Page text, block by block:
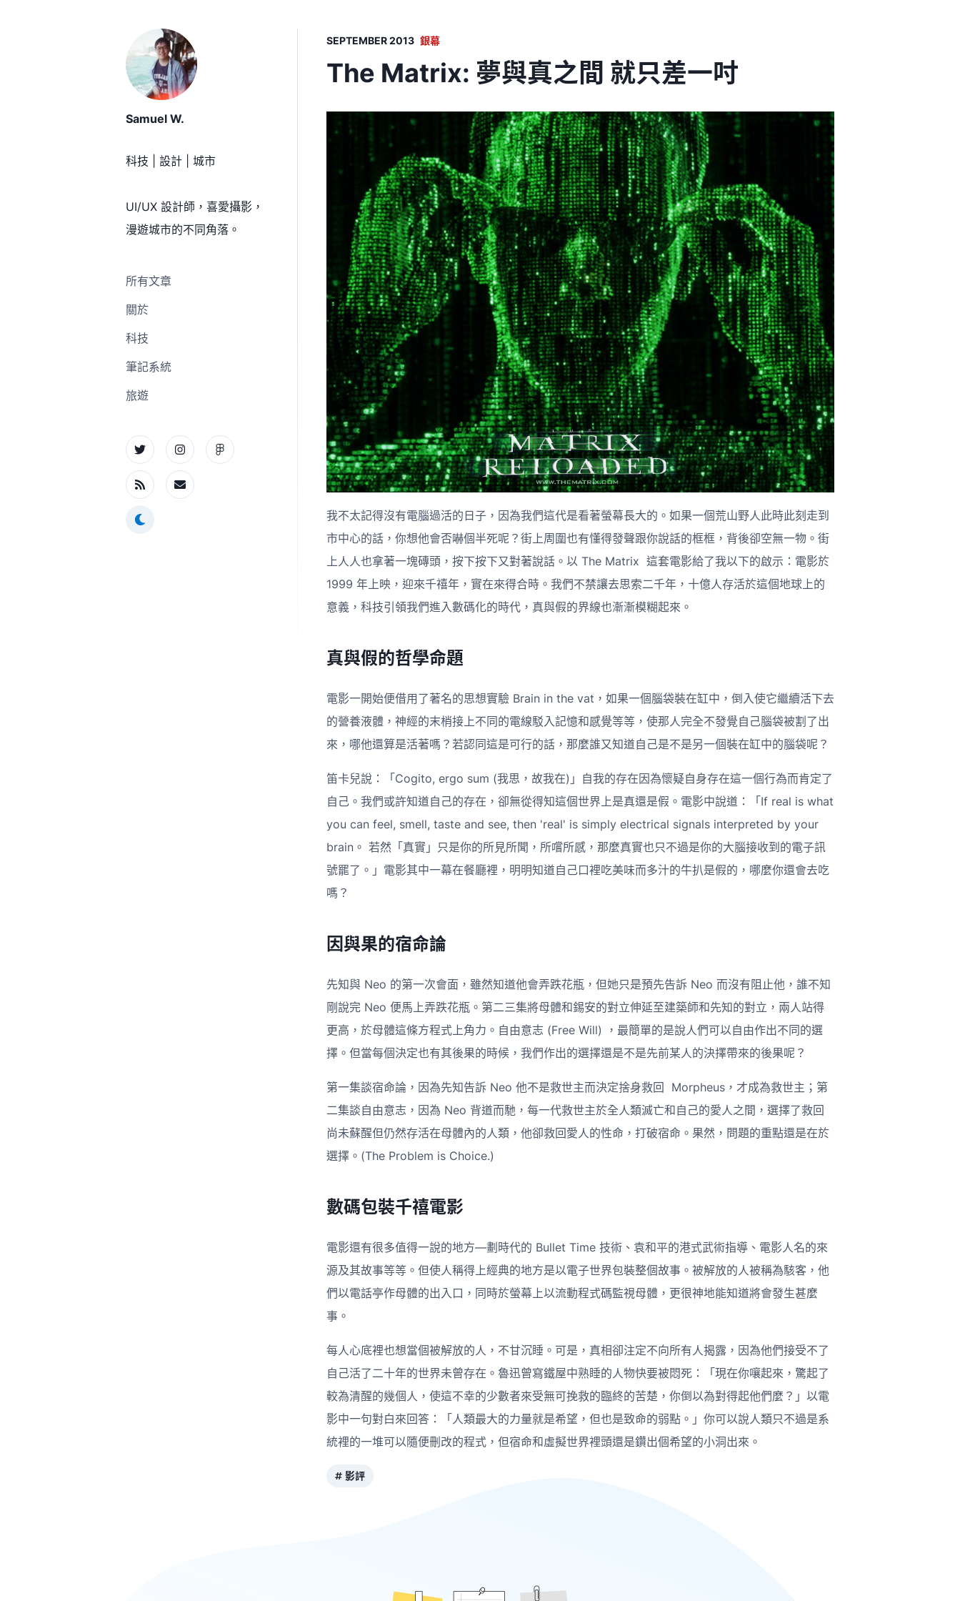
Samuel W.
科技 | 設計 | 城市
UI/UX 設計師，喜愛攝影，
漫遊城市的不同角落。
所有文章
關於
科技
筆記系統
旅遊
SEPTEMBER 2013 銀幕
The Matrix: 夢與真之間 就只差一吋
我不太記得沒有電腦過活的日子，因為我們這代是看著螢幕長大的。如果一個荒山野人此時此刻走到
市中心的話，你想他會否嚇個半死呢？街上周圍也有懂得發聲跟你說話的框框，背後卻空無一物。街
上人人也拿著一塊磚頭，按下按下又對著說話。以 The Matrix 這套電影給了我以下的啟示：電影於
1999 年上映，迎來千禧年，實在來得合時。我們不禁讓去思索二千年，十億人存活於這個地球上的
意義，科技引領我們進入數碼化的時代，真與假的界線也漸漸模糊起來。
真與假的哲學命題
電影一開始便借用了著名的思想實驗 Brain in the vat，如果一個腦袋裝在缸中，倒入使它繼續活下去
的營養液體，神經的末梢接上不同的電線駁入記憶和感覺等等，使那人完全不發覺自己腦袋被割了出
來，哪他還算是活著嗎？若認同這是可行的話，那麼誰又知道自己是不是另一個裝在缸中的腦袋呢？
笛卡兒說：「Cogito, ergo sum (我思，故我在)」自我的存在因為懷疑自身存在這一個行為而肯定了
自己。我們或許知道自己的存在，卻無從得知這個世界上是真還是假。電影中說道：「If real is what
you can feel, smell, taste and see, then 'real' is simply electrical signals interpreted by your
brain。 若然「真實」只是你的所見所聞，所嚐所感，那麼真實也只不過是你的大腦接收到的電子訊
號罷了。」電影其中一幕在餐廳裡，明明知道自己口裡吃美味而多汁的牛扒是假的，哪麼你還會去吃
嗎？
因與果的宿命論
先知與 Neo 的第一次會面，雖然知道他會弄跌花瓶，但她只是預先告訴 Neo 而沒有阻止他，誰不知
剛說完 Neo 便馬上弄跌花瓶。第二三集將母體和錫安的對立伸延至建築師和先知的對立，兩人站得
更高，於母體這條方程式上角力。自由意志 (Free Will) ，最簡單的是說人們可以自由作出不同的選
擇。但當每個決定也有其後果的時候，我們作出的選擇還是不是先前某人的決擇帶來的後果呢？
第一集談宿命論，因為先知告訴 Neo 他不是救世主而決定捨身救回 Morpheus，才成為救世主；第
二集談自由意志，因為 Neo 背道而馳，每一代救世主於全人類滅亡和自己的愛人之間，選擇了救回
尚未蘇醒但仍然存活在母體內的人類，他卻救回愛人的性命，打破宿命。果然，問題的重點還是在於
選擇。(The Problem is Choice.)
數碼包裝千禧電影
電影還有很多值得一說的地方—劃時代的 Bullet Time 技術、袁和平的港式武術指導、電影人名的來
源及其故事等等。但使人稱得上經典的地方是以電子世界包裝整個故事。被解放的人被稱為駭客，他
們以電話亭作母體的出入口，同時於螢幕上以流動程式碼監視母體，更很神地能知道將會發生甚麼
事。
每人心底裡也想當個被解放的人，不甘沉睡。可是，真相卻注定不向所有人揭露，因為他們接受不了
自己活了二十年的世界未曾存在。魯迅曾寫鐵屋中熟睡的人物快要被悶死：「現在你嚷起來，驚起了
較為清醒的幾個人，使這不幸的少數者來受無可挽救的臨終的苦楚，你倒以為對得起他們麼？」以電
影中一句對白來回答：「人類最大的力量就是希望，但也是致命的弱點。」你可以說人類只不過是系
統裡的一堆可以隨便刪改的程式，但宿命和虛擬世界裡頭還是鑽出個希望的小洞出來。
影評